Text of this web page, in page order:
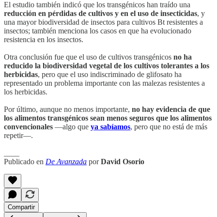
El estudio también indicó que los transgénicos han traído una
reducción en pérdidas de cultivos y en el uso de insecticidas, y
una mayor biodiversidad de insectos para cultivos Bt resistentes a
insectos; también menciona los casos en que ha evolucionado
resistencia en los insectos.
Otra conclusión fue que el uso de cultivos transgénicos no ha
reducido la biodiversidad vegetal de los cultivos tolerantes a los
herbicidas, pero que el uso indiscriminado de glifosato ha
representado un problema importante con las malezas resistentes a
los herbicidas.
Por último, aunque no menos importante, no hay evidencia de que
los alimentos transgénicos sean menos seguros que los alimentos
convencionales —algo que ya sabíamos, pero que no está de más
repetir—.
Publicado en De Avanzada porDavid Osorio
Compartir